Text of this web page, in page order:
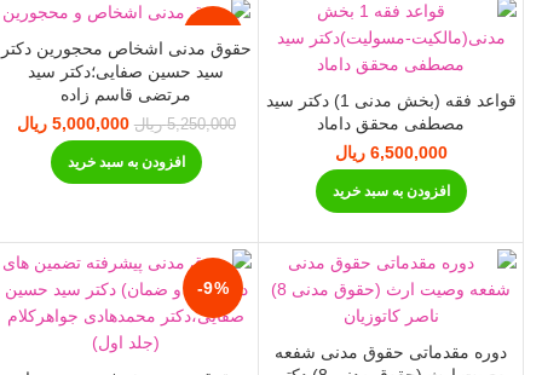
قواعد فقه (بخش مدنی 1) دکتر سید
مصطفی محقق داماد
6,500,000 ریال
افزودن به سبد خرید
حقوق مدنی اشخاص محجورین دکتر
سید حسین صفایی؛دکتر سید
مرتضی قاسم زاده
5,250,000 ریال
قیمت اصلی:
بود.
5,000,000 ریال
افزودن به سبد خرید
دوره مقدماتی حقوق مدنی شفعه
-9%